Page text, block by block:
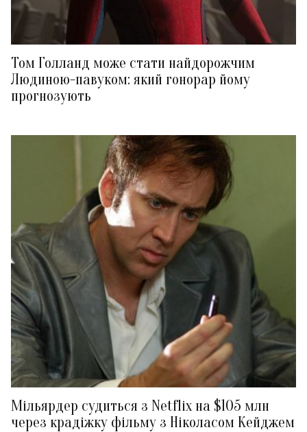
Том Голланд може стати найдорожчим
Людиною-павуком: який гонорар йому
прогнозують
Мільярдер судиться з Netflix на $105 млн
через крадіжку фільму з Ніколасом Кейджем